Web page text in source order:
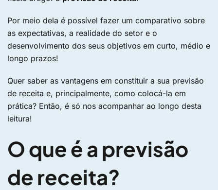
Por meio dela é possível fazer um comparativo sobre
as expectativas, a realidade do setor e o
desenvolvimento dos seus objetivos em curto, médio e
longo prazos!
Quer saber as vantagens em constituir a sua previsão
de receita e, principalmente, como colocá-la em
prática? Então, é só nos acompanhar ao longo desta
leitura!
O que é a previsão
de receita?